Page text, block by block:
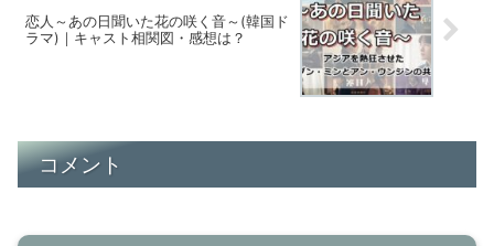
恋人～あの日聞いた花の咲く音～(韓国ド
ラマ)｜キャスト相関図・感想は？
コメント